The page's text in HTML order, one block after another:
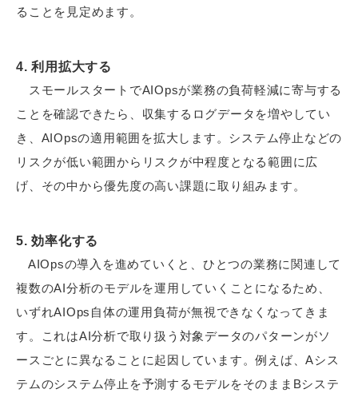
ることを見定めます。
4. 利用拡大する
スモールスタートでAIOpsが業務の負荷軽減に寄与する
ことを確認できたら、収集するログデータを増やしてい
き、AIOpsの適用範囲を拡大します。システム停止などの
リスクが低い範囲からリスクが中程度となる範囲に広
げ、その中から優先度の高い課題に取り組みます。
5. 効率化する
AIOpsの導入を進めていくと、ひとつの業務に関連して
複数のAI分析のモデルを運用していくことになるため、
いずれAIOps自体の運用負荷が無視できなくなってきま
す。これはAI分析で取り扱う対象データのパターンがソ
ースごとに異なることに起因しています。例えば、Aシス
テムのシステム停止を予測するモデルをそのままBシステ